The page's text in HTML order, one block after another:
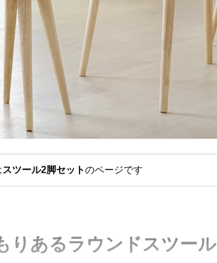
スツール2脚セットのページです
りあるラウンドスツール